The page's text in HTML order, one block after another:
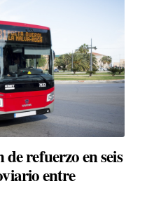
refuerzo en seis
entre